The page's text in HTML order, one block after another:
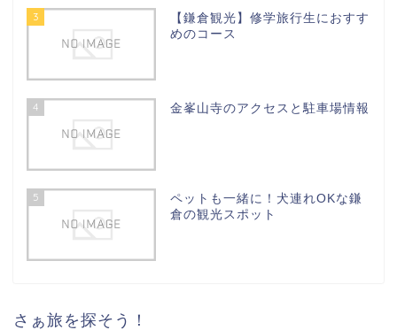
3
【鎌倉観光】修学旅行生におすす
めのコース
4 金峯山寺のアクセスと駐車場情報
5
ペットも一緒に！犬連れOKな鎌
倉の観光スポット
さぁ旅を探そう！